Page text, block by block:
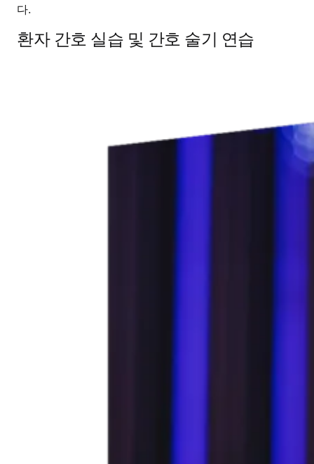
다.
환자 간호 실습 및 간호 술기 연습